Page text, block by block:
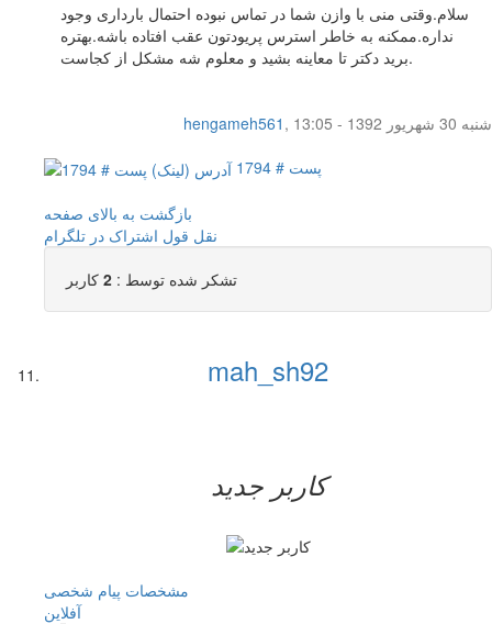
سلام.وقتی منی با وازن شما در تماس نبوده احتمال بارداری وجود
نداره.ممکنه به خاطر استرس پریودتون عقب افتاده باشه.بهتره
برید دکتر تا معاینه بشید و معلوم شه مشکل از کجاست.
hengameh561 ,
شنبه 30 شهریور 1392 - 13:05
پست # 1794
بازگشت به بالای صفحه
نقل قول اشتراک در تلگرام
تشکر شده توسط : 2 کاربر
mah_sh92
کاربر جدید
مشخصات پیام شخصی
آفلاين